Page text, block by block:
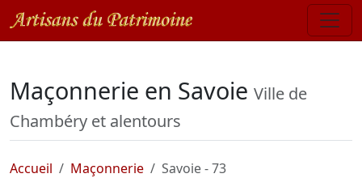
Maçonnerie en Savoie Ville de
Chambéry et alentours
Accueil Maçonnerie
Savoie - 73